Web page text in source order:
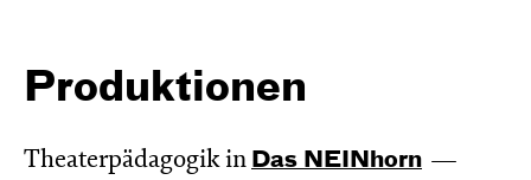
Produktionen
Theaterpädagogik in Das NEIN­horn